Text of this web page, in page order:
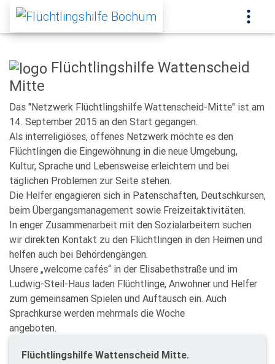
Flüchtlingshilfe Wattenscheid
Mitte
Das "Netzwerk Flüchtlingshilfe Wattenscheid-Mitte" ist am
14. September 2015 an den Start gegangen.
Als interreligiöses, offenes Netzwerk möchte es den
Flüchtlingen die Eingewöhnung in die neue Umgebung,
Kultur, Sprache und Lebensweise erleichtern und bei
täglichen Problemen zur Seite stehen.
Die Helfer engagieren sich in Patenschaften, Deutschkursen,
beim Übergangsmanagement sowie Freizeitaktivitäten.
In enger Zusammenarbeit mit den Sozialarbeitern suchen
wir direkten Kontakt zu den Flüchtlingen in den Heimen und
helfen auch bei Behördengängen.
Unsere „welcome cafés“ in der Elisabethstraße und im
Ludwig-Steil-Haus laden Flüchtlinge, Anwohner und Helfer
zum gemeinsamen Spielen und Auftausch ein. Auch
Sprachkurse werden mehrmals die Woche
angeboten.
Flüchtlingshilfe Wattenscheid Mitte.